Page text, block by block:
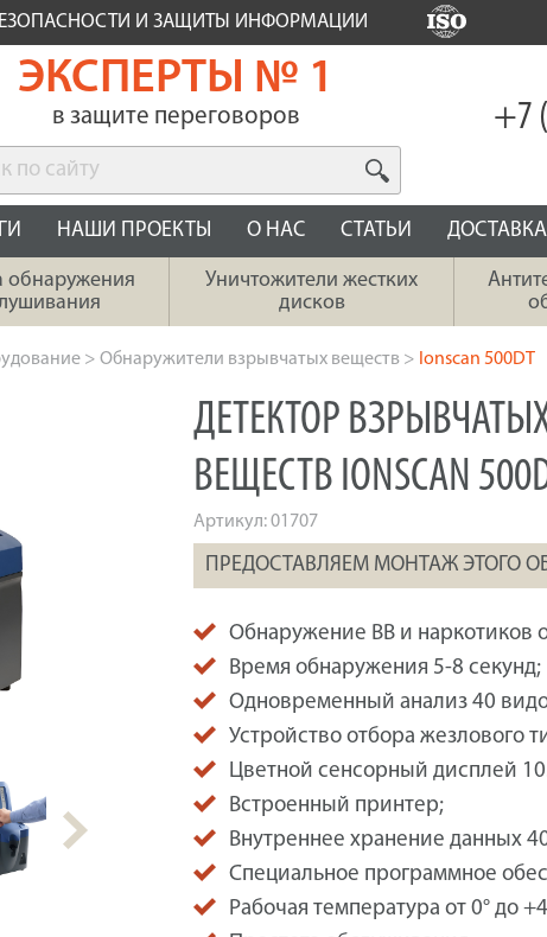
И ЗАЩИТЫ ИНФОРМАЦИИ
ЭКСПЕРТЫ № 1
в защите переговоров +7
НАШИ ПРОЕКТЫ О НАС СТАТЬИ ДОСТАВКА
обнаружения
Уничтожители жестких
дисков
> Обнаружители взрывчатых веществ > Ionscan 500DT
ДЕТЕКТОР
ВЕЩЕСТВ IONSCAN
Артикул:01707
ПРЕДОСТАВЛЯЕМ МОНТАЖ ЭТОГО
Обнаружение ВВ и наркотиков
Время обнаружения 5-8 секунд;
Одновременный анализ 40
Устройство отбора жезлового
Цветной сенсорный дисплей
Встроенный принтер;
Внутреннее хранение данных
Специальное программное
Рабочая температура от 0° до